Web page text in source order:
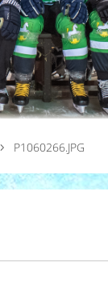
P1060266.JPG